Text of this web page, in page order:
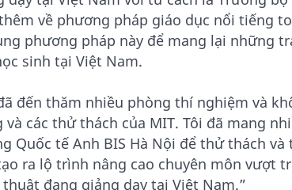
về phương pháp giáo dục nổi tiếng
phương pháp này để mang lại những
sinh tại Việt Nam.
đến thăm nhiều phòng thí nghiệm và
và các thử thách của MIT. Tôi đã mang
Quốc tế Anh BIS Hà Nội để thử thách
ra lộ trình nâng cao chuyên môn vượt
thuật đang giảng dạy tại Việt Nam.”